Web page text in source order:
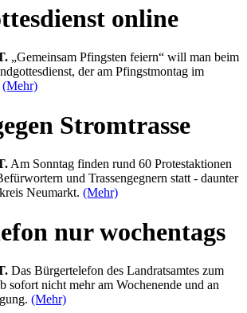
online
„Gemeinsam Pfingsten feiern“ will man beim
der am Pfingstmontag im
(Mehr)
Stromtrasse
Am Sonntag finden rund 60 Protestaktionen
und Trassengegnern statt - daunter
Neumarkt. (Mehr)
nur wochentags
Das Bürgertelefon des Landratsamtes zum
sofort nicht mehr am Wochenende und an
(Mehr)